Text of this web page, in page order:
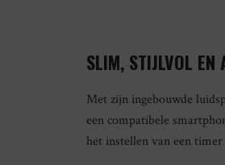
SLIM, STIJLVOL EN
Met zijn ingebouwde
een compatibele
het instellen van een